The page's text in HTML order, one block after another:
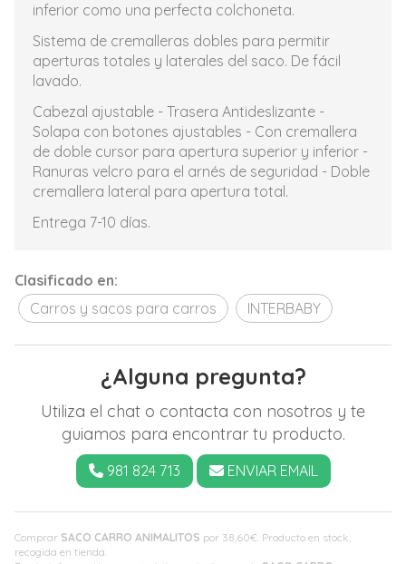
Comprar SACO CARRO ANIMALITOS por 38,60€ . Producto en stock,
recogida en tienda.
inferior como una perfecta colchoneta.
Sistema de cremalleras dobles para permitir
aperturas totales y laterales del saco. De fácil
lavado.
Cabezal ajustable - Trasera Antideslizante -
Solapa con botones ajustables - Con cremallera
de doble cursor para apertura superior y inferior -
Ranuras velcro para el arnés de seguridad - Doble
cremallera lateral para apertura total.
Entrega 7-10 días.
Clasificado en:
Carros y sacos para carros
INTERBABY
¿Alguna pregunta?
Utiliza el chat o contacta con nosotros y te
guiamos para encontrar tu producto.
981 824 713 ENVIAR EMAIL